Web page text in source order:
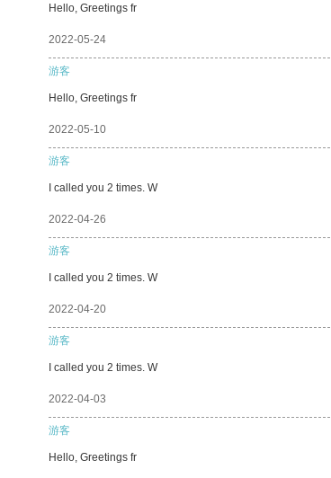
Hello, Greetings fr
2022-05-24
游客
Hello, Greetings fr
2022-05-10
游客
I called you 2 times. W
2022-04-26
游客
I called you 2 times. W
2022-04-20
游客
I called you 2 times. W
2022-04-03
游客
Hello, Greetings fr